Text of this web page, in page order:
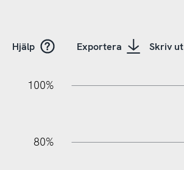
Hjälp Exportera Skriv ut
100%
80%